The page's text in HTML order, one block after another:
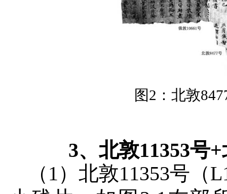
图2 ：北敦
3、北敦11353号+
（ 1）北敦11353号（